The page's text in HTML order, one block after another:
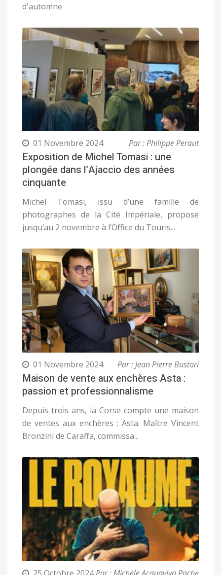
d'automne
01 Novembre 2024 Par : Philippe Peraut
Exposition de Michel Tomasi : une
plongée dans l’Ajaccio des années
cinquante
Michel Tomasi, issu d’une famille de
photographes de la Cité Impériale, propose
jusqu’au 2 novembre à l’Office du Touris...
01 Novembre 2024 Par : Jean Pierre Bustori
Maison de vente aux enchères Asta :
passion et professionnalisme
Depuis trois ans, la Corse compte une maison
de ventes aux enchères : Asta. Maître Vincent
Bronzini de Caraffa, commissa...